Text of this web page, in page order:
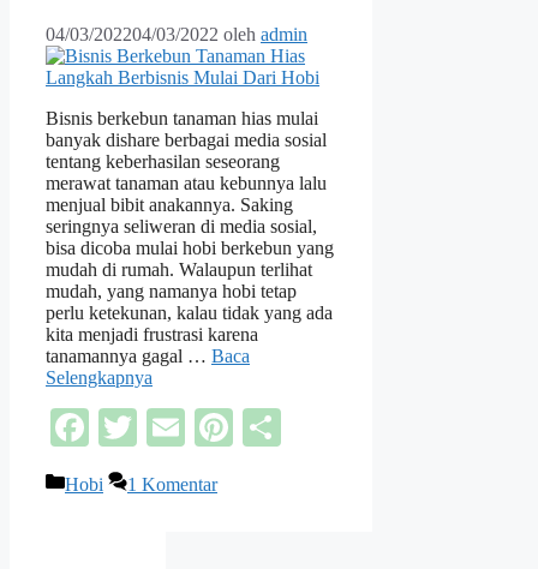
04/03/202204/03/2022 oleh admin
Bisnis berkebun tanaman hias mulai
banyak dishare berbagai media sosial
tentang keberhasilan seseorang
merawat tanaman atau kebunnya lalu
menjual bibit anakannya. Saking
seringnya seliweran di media sosial,
bisa dicoba mulai hobi berkebun yang
mudah di rumah. Walaupun terlihat
mudah, yang namanya hobi tetap
perlu ketekunan, kalau tidak yang ada
kita menjadi frustrasi karena
tanamannya gagal … Baca
Selengkapnya
Facebook
TwitterEmailPinterest
Kategori
Hobi 1 Komentar